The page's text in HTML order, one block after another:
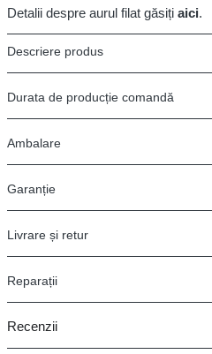
Detalii despre aurul filat găsiți aici.
Descriere produs
Durata de producție comandă
Ambalare
Garanție
Livrare și retur
Reparații
Recenzii